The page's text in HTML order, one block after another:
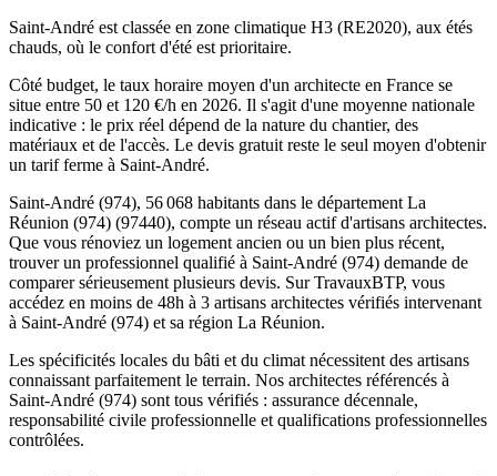
Saint-André est classée en zone climatique H3 (RE2020), aux étés
chauds, où le confort d'été est prioritaire.
Côté budget, le taux horaire moyen d'un architecte en France se
situe entre 50 et 120 €/h en 2026. Il s'agit d'une moyenne nationale
indicative : le prix réel dépend de la nature du chantier, des
matériaux et de l'accès. Le devis gratuit reste le seul moyen d'obtenir
un tarif ferme à Saint-André.
Saint-André (974), 56 068 habitants dans le département La
Réunion (974) (97440), compte un réseau actif d'artisans architectes.
Que vous rénoviez un logement ancien ou un bien plus récent,
trouver un professionnel qualifié à Saint-André (974) demande de
comparer sérieusement plusieurs devis. Sur TravauxBTP, vous
accédez en moins de 48h à 3 artisans architectes vérifiés intervenant
à Saint-André (974) et sa région La Réunion.
Les spécificités locales du bâti et du climat nécessitent des artisans
connaissant parfaitement le terrain. Nos architectes référencés à
Saint-André (974) sont tous vérifiés : assurance décennale,
responsabilité civile professionnelle et qualifications professionnelles
contrôlées.